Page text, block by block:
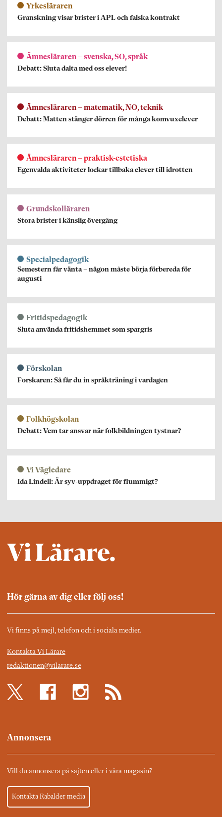
Yrkesläraren
Granskning visar brister i APL och falska kontrakt
Ämnesläraren – svenska, SO, språk
Debatt: Sluta dalta med oss elever!
Ämnesläraren – matematik, NO, teknik
Debatt: Matten stänger dörren för många komvuxelever
Ämnesläraren – praktisk-estetiska
Egenvalda aktiviteter lockar tillbaka elever till idrotten
Grundskolläraren
Stora brister i känslig övergång
Specialpedagogik
Semestern får vänta – någon måste börja förbereda för
augusti
Fritidspedagogik
Sluta använda fritidshemmet som spargris
Förskolan
Forskaren: Så får du in språkträning i vardagen
Folkhögskolan
Debatt: Vem tar ansvar när folkbildningen tystnar?
Vi Vägledare
Ida Lindell: Är syv-uppdraget för flummigt?
Hör gärna av dig eller följ oss!
Vi finns på mejl, telefon och i sociala medier.
Kontakta Vi Lärare
redaktionen@vilarare.se
Annonsera
Vill du annonsera på sajten eller i våra magasin?
Kontakta Rabalder media